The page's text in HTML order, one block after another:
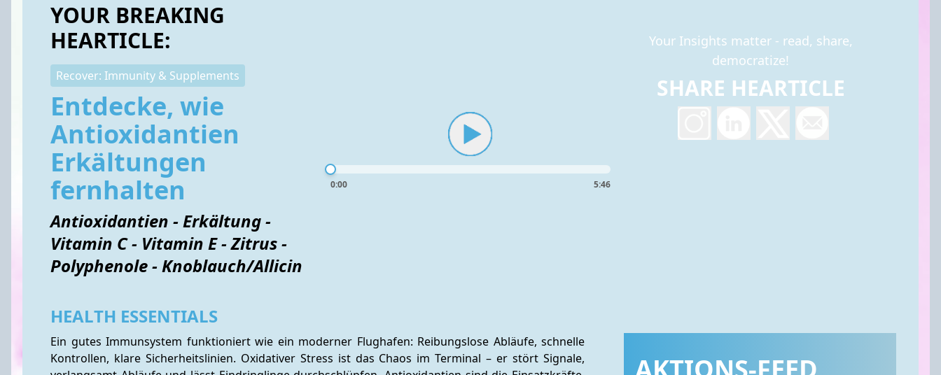
YOUR BREAKING
HEARTICLE:
Recover: Immunity & Supplements
Entdecke, wie
Antioxidantien
Erkältungen
fernhalten
Antioxidantien - Erkältung -
Vitamin C - Vitamin E - Zitrus -
Polyphenole - Knoblauch/Allicin
0:00 5:46
Your Insights matter - read, share,
democratize!
SHARE HEARTICLE
HEALTH ESSENTIALS
Ein gutes Immunsystem funktioniert wie ein moderner Flughafen: Reibungslose Abläufe, schnelle
Kontrollen, klare Sicherheitslinien. Oxidativer Stress ist das Chaos im Terminal – er stört Signale,